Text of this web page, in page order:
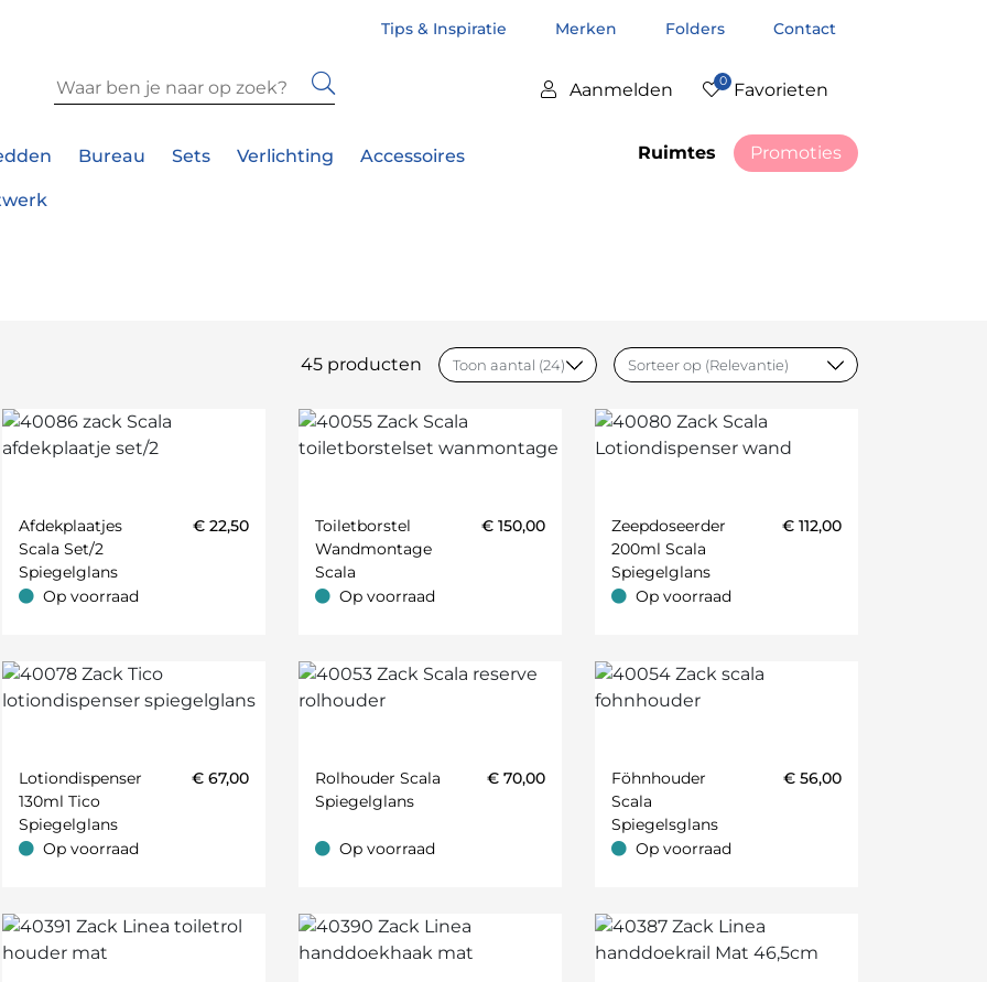
Tips & Inspiratie Merken Folders Contact
Aanmelden 0 Favorieten
Bureau Sets Verlichting Accessoires Ruimtes Promoties
45 producten
Afdekplaatjes
Scala Set/2
Spiegelglans
€ 22,50
Op voorraad
Op voorraad
Toiletborstel
Wandmontage
Scala
Spiegelglans
€ 150,00
Op voorraad
Op voorraad
Zeepdoseerder
200ml Scala
Spiegelglans
€ 112,00
Op voorraad
Op voorraad
Lotiondispenser
130ml Tico
Spiegelglans
€ 67,00
Op voorraad
Op voorraad
Rolhouder Scala
Spiegelglans
€ 70,00
Op voorraad
Op voorraad
Föhnhouder
Scala
Spiegelsglans
€ 56,00
Op voorraad
Op voorraad